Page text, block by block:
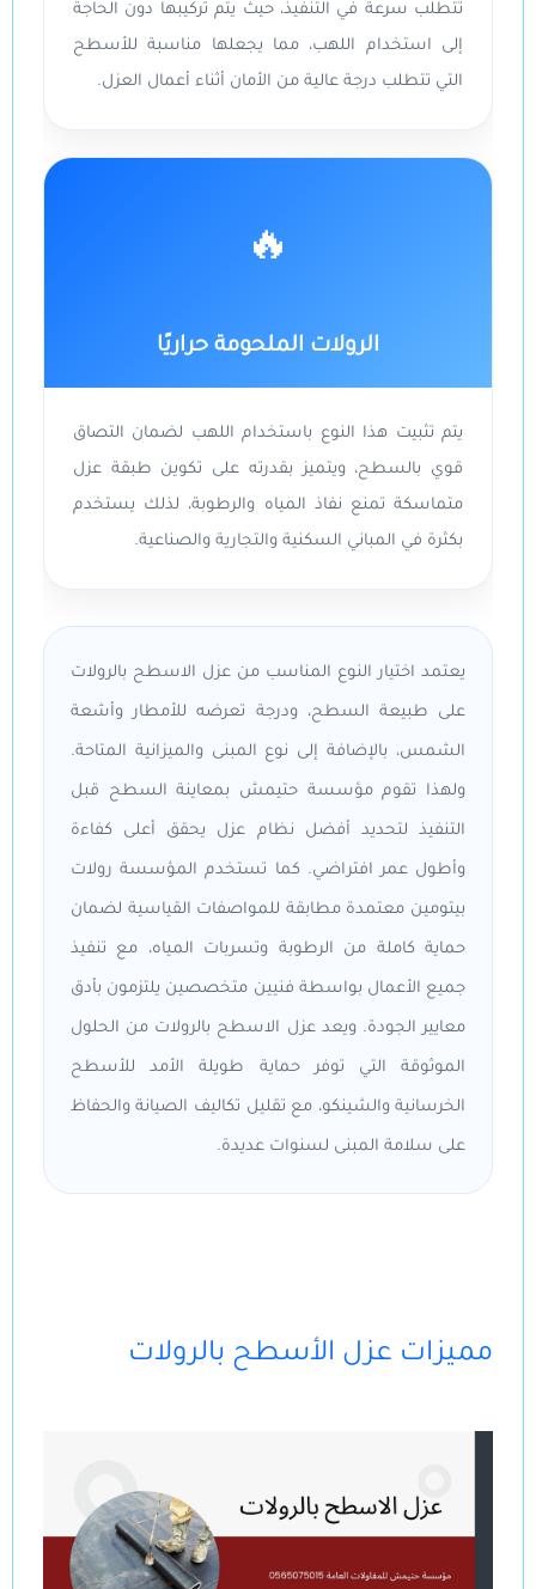
تتطلب سرعة في التنفيذ، حيث يتم تركيبها دون الحاجة
إلى استخدام اللهب، مما يجعلها مناسبة للأسطح
التي تتطلب درجة عالية من الأمان أثناء أعمال العزل.
🔥
الرولات الملحومة حراريًا
يتم تثبيت هذا النوع باستخدام اللهب لضمان التصاق
قوي بالسطح، ويتميز بقدرته على تكوين طبقة عزل
متماسكة تمنع نفاذ المياه والرطوبة، لذلك يستخدم
بكثرة في المباني السكنية والتجارية والصناعية.
يعتمد اختيار النوع المناسب من عزل الاسطح بالرولات
على طبيعة السطح، ودرجة تعرضه للأمطار وأشعة
الشمس، بالإضافة إلى نوع المبنى والميزانية المتاحة.
ولهذا تقوم مؤسسة حتيمش بمعاينة السطح قبل
التنفيذ لتحديد أفضل نظام عزل يحقق أعلى كفاءة
وأطول عمر افتراضي. كما تستخدم المؤسسة رولات
بيتومين معتمدة مطابقة للمواصفات القياسية لضمان
حماية كاملة من الرطوبة وتسربات المياه، مع تنفيذ
جميع الأعمال بواسطة فنيين متخصصين يلتزمون بأدق
معايير الجودة. ويعد عزل الاسطح بالرولات من الحلول
الموثوقة التي توفر حماية طويلة الأمد للأسطح
الخرسانية والشينكو، مع تقليل تكاليف الصيانة والحفاظ
على سلامة المبنى لسنوات عديدة.
مميزات عزل الأسطح بالرولات